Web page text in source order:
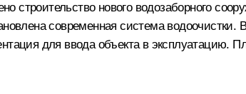
строительство нового водозаборного
современная система
для ввода объекта в эксплуатацию.